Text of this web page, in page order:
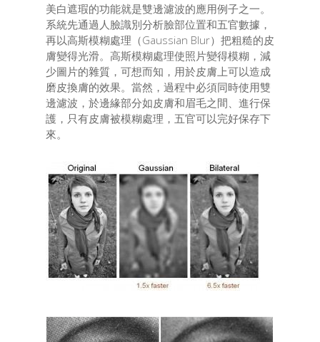
美白遮瑕的功能就是雙邊濾波的應用例子之一。
系統先通過人臉識別分析臉部位置和五官數據，
再以高斯模糊處理（Gaussian Blur）把粗糙的皮
膚變得光滑。高斯模糊處理使照片變得模糊，減
少圖片的雜質，可想而知，用於皮膚上可以造成
磨皮換膚的效果。當然，過程中必須同時使用雙
邊濾波，於邊緣部分如皮膚和眉毛之間、進行保
護，只有皮膚被模糊處理，五官可以完好保存下
來。